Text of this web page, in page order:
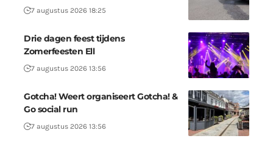
7 augustus 2026 18:25
Drie dagen feest tijdens
Zomerfeesten Ell
7 augustus 2026 13:56
Gotcha! Weert organiseert Gotcha! &
Go social run
7 augustus 2026 13:56